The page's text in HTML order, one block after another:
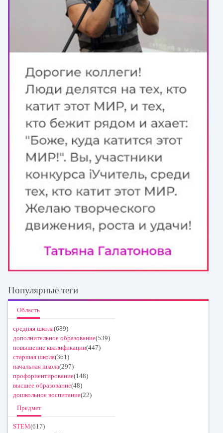
Популярные теги
Область
средняя школа(689)
дополнительное образование(539)
повышение квалификации(447)
старшая школа(361)
начальная школа(297)
профориентирование(148)
высшее образование(48)
дошкольное воспитание(22)
Предмет
STEM(617)